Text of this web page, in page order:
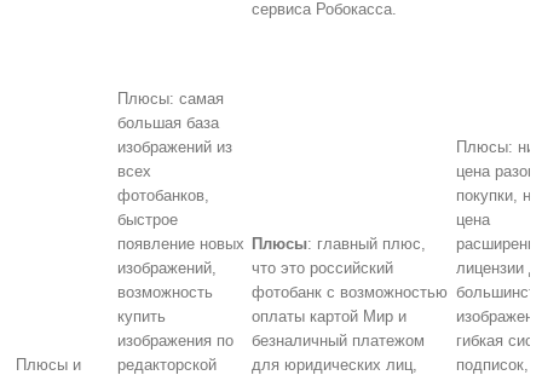
сервиса Робокасса.
Плюсы и
Плюсы: самая
большая база
изображений из
всех
фотобанков,
быстрое
появление новых
изображений,
возможность
купить
изображения по
редакторской
Плюсы: главный плюс,
что это российский
фотобанк с возможностью
оплаты картой Мир и
безналичный платежом
для юридических лиц,
Плюсы:
цена
покупки,
цена
лицензии
гибкая
подписок,